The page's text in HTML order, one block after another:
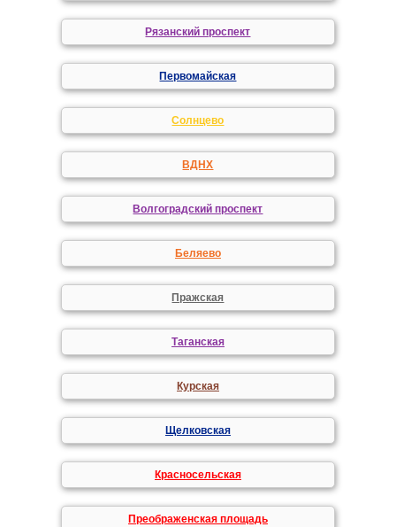
Рязанский проспект
Первомайская
Солнцево
ВДНХ
Волгоградский проспект
Беляево
Пражская
Таганская
Курская
Щелковская
Красносельская
Преображенская площадь